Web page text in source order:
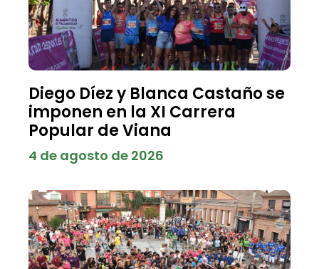
Diego Díez y Blanca Castaño se
imponen en la XI Carrera
Popular de Viana
4 de agosto de 2026